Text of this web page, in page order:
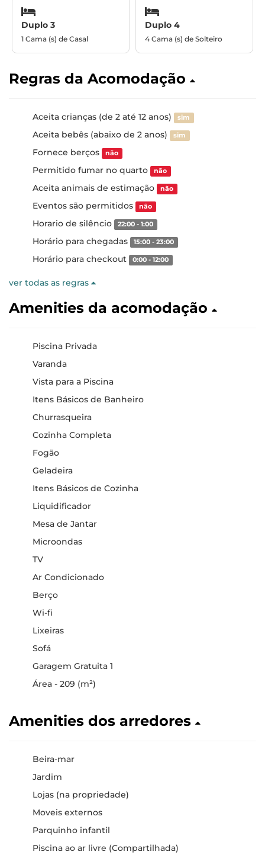
Duplo 3
1 Cama (s) de Casal
Duplo 4
4 Cama (s) de Solteiro
Regras da Acomodação
Aceita crianças (de 2 até 12 anos) sim
Aceita bebês (abaixo de 2 anos) sim
Fornece berços não
Permitido fumar no quarto não
Aceita animais de estimação não
Eventos são permitidos não
Horario de silêncio 22:00 - 1:00
Horário para chegadas 15:00 - 23:00
Horário para checkout 0:00 - 12:00
ver todas as regras
Amenities da acomodação
Piscina Privada
Varanda
Vista para a Piscina
Itens Básicos de Banheiro
Churrasqueira
Cozinha Completa
Fogão
Geladeira
Itens Básicos de Cozinha
Liquidificador
Mesa de Jantar
Microondas
TV
Ar Condicionado
Berço
Wi-fi
Lixeiras
Sofá
Garagem Gratuita 1
Área - 209 (m²)
Amenities dos arredores
Beira-mar
Jardim
Lojas (na propriedade)
Moveis externos
Parquinho infantil
Piscina ao ar livre (Compartilhada)